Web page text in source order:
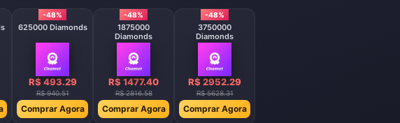
-48%
625000 Diamonds
R$ 493.29
R$ 940.51
Comprar Agora
-48%
1875000
Diamonds
R$ 1477.40
R$ 2816.58
Comprar Agora
-48%
3750000
Diamonds
R$ 2952.29
R$ 5628.31
Comprar Agora